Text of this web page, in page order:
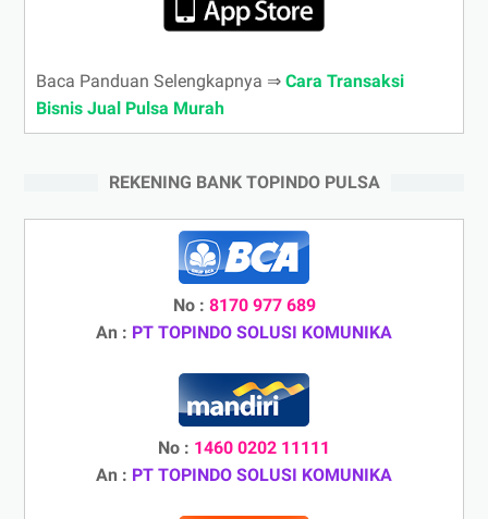
Baca Panduan Selengkapnya ⇒ Cara Transaksi
Bisnis Jual Pulsa Murah
REKENING BANK TOPINDO PULSA
No : 8170 977 689
An : PT TOPINDO SOLUSI KOMUNIKA
No : 1460 0202 11111
An : PT TOPINDO SOLUSI KOMUNIKA